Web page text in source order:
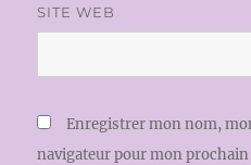
SITE WEB
Enregistrer mon nom,
navigateur pour mon